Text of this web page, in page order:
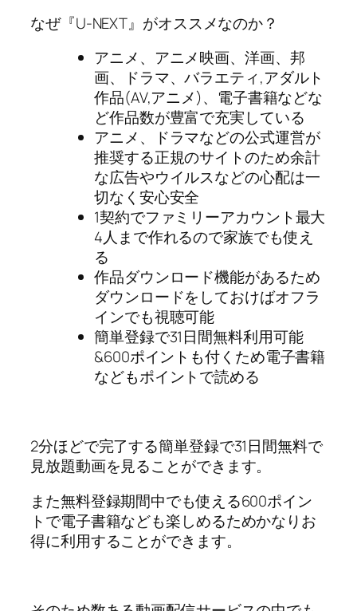
なぜ『U-NEXT』がオススメなのか？
アニメ、アニメ映画、洋画、邦
画、ドラマ、バラエティ,アダルト
作品(AV,アニメ)、電子書籍などな
ど作品数が豊富で充実している
アニメ、ドラマなどの公式運営が
推奨する正規のサイトのため余計
な広告やウイルスなどの心配は一
切なく安心安全
1契約でファミリーアカウント最大
4人まで作れるので家族でも使え
る
作品ダウンロード機能があるため
ダウンロードをしておけばオフラ
インでも視聴可能
簡単登録で31日間無料利用可能
&600ポイントも付くため電子書籍
などもポイントで読める
2分ほどで完了する簡単登録で31日間無料で
見放題動画を見ることができます。
また無料登録期間中でも使える600ポイン
トで電子書籍なども楽しめるためかなりお
得に利用することができます。